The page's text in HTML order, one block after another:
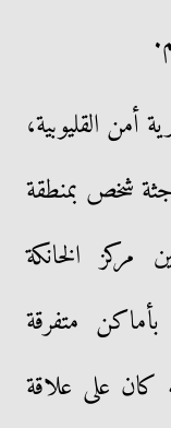
أمن القليوبية،
شخص بمنطقة
مركز الخانكة
متفرقة
كان على علاقة